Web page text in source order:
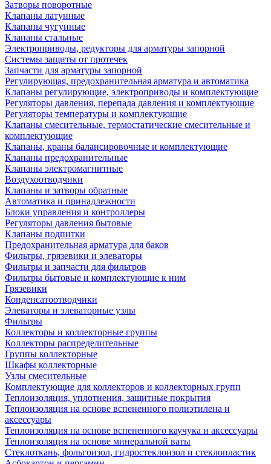
Затворы поворотные
Клапаны латунные
Клапаны чугунные
Клапаны стальные
Электроприводы, редукторы для арматуры запорной
Системы защиты от протечек
Запчасти для арматуры запорной
Регулирующая, предохранительная арматура и автоматика
Клапаны регулирующие, электроприводы и комплектующие
Регуляторы давления, перепада давления и комплектующие
Регуляторы температуры и комплектующие
Клапаны смесительные, термостатические смесительные и
комплектующие
Клапаны, краны балансировочные и комплектующие
Клапаны предохранительные
Клапаны электромагнитные
Воздухоотводчики
Клапаны и затворы обратные
Автоматика и принадлежности
Блоки управления и контроллеры
Регуляторы давления бытовые
Клапаны подпитки
Предохранительная арматура для баков
Фильтры, грязевики и элеваторы
Фильтры и запчасти для фильтров
Фильтры бытовые и комплектующие к ним
Грязевики
Конденсатоотводчики
Элеваторы и элеваторные узлы
Фильтры
Коллекторы и коллекторные группы
Коллекторы распределительные
Группы коллекторные
Шкафы коллекторные
Узлы смесительные
Комплектующие для коллекторов и коллекторных групп
Теплоизоляция, уплотнения, защитные покрытия
Теплоизоляция на основе вспененного полиэтилена и
аксессуары
Теплоизоляция на основе вспененного каучука и аксессуары
Теплоизоляция на основе минеральной ваты
Стеклоткань, фольгоизол, гидростеклоизол и стеклопластик